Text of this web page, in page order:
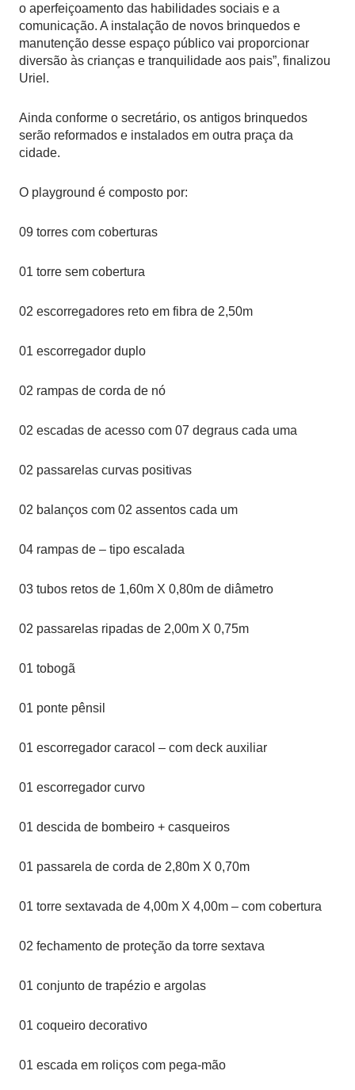
o aperfeiçoamento das habilidades sociais e a
comunicação. A instalação de novos brinquedos e
manutenção desse espaço público vai proporcionar
diversão às crianças e tranquilidade aos pais”, finalizou
Uriel.
Ainda conforme o secretário, os antigos brinquedos
serão reformados e instalados em outra praça da
cidade.
O playground é composto por:
09 torres com coberturas
01 torre sem cobertura
02 escorregadores reto em fibra de 2,50m
01 escorregador duplo
02 rampas de corda de nó
02 escadas de acesso com 07 degraus cada uma
02 passarelas curvas positivas
02 balanços com 02 assentos cada um
04 rampas de – tipo escalada
03 tubos retos de 1,60m X 0,80m de diâmetro
02 passarelas ripadas de 2,00m X 0,75m
01 tobogã
01 ponte pênsil
01 escorregador caracol – com deck auxiliar
01 escorregador curvo
01 descida de bombeiro + casqueiros
01 passarela de corda de 2,80m X 0,70m
01 torre sextavada de 4,00m X 4,00m – com cobertura
02 fechamento de proteção da torre sextava
01 conjunto de trapézio e argolas
01 coqueiro decorativo
01 escada em roliços com pega-mão